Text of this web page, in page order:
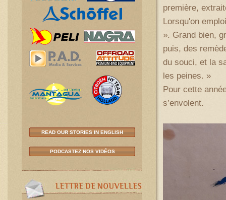
READ OUR STORIES IN ENGLISH
PODCASTEZ NOS VIDÉOS
première,
Lorsqu'on
». Grand bien,
puis, des
du souci, et la
les peines. »
Pour cette
s’envolent.